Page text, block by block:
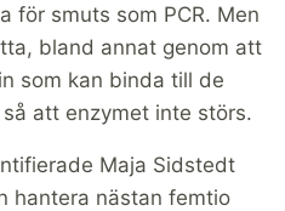
för smuts som PCR. Men
bland annat genom att
som kan binda till de
att enzymet inte störs.
Maja Sidstedt
hantera nästan femtio